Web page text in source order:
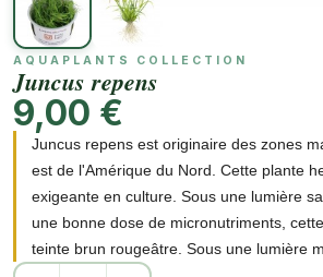
AQUAPLANTS COLLECTION
Juncus repens
9,00 €
Juncus repens est originaire des zones
est de l'Amérique du Nord. Cette plante
exigeante en culture. Sous une lumière
une bonne dose de micronutriments,
teinte brun rougeâtre. Sous une lumière